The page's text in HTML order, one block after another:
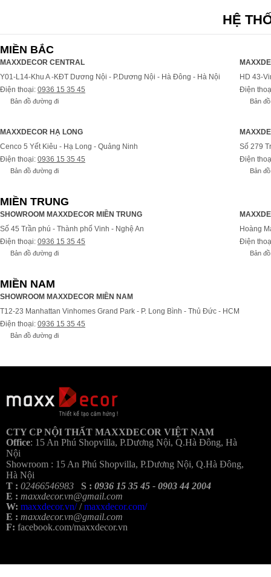
HỆ
MIỀN BẮC
MAXXDECOR CENTRAL
Y01-L14-Khu A -KĐT Dương Nội - P.Dương Nội - Hà Đông - Hà Nội
Điện thoại: 0936 15 35 45
Bản đồ đường đi
HD 43-
Điện
Bản
MAXXDECOR HẠ LONG
Cenco 5 Yết Kiêu - Hạ Long - Quảng Ninh
Điện thoại: 0936 15 35 45
Bản đồ đường đi
Số 279
Điện
Bản
MIỀN TRUNG
SHOWROOM MAXXDECOR MIỀN TRUNG
Số 45 Trần phú - Thành phố Vinh - Nghệ An
Điện thoại: 0936 15 35 45
Bản đồ đường đi
Hoàng
Điện
Bản
MIỀN NAM
SHOWROOM MAXXDECOR MIỀN NAM
T12-23 Manhattan Vinhomes Grand Park - P. Long Bình - Thủ Đức - HCM
Điện thoại: 0936 15 35 45
Bản đồ đường đi
CTY CP NỘI THẤT MAXXDECOR VIỆT NAM
Office: 15 An Phú Shopvilla, P.Dương Nội, Q.Hà Đông, Hà
Nội
Showroom : 15 An Phú Shopvilla, P.Dương Nội, Q.Hà Đông,
Hà Nội
T : 02466546983 S : 0936 15 35 45 - 0903 44 2004
E : maxxdecor.vn@gmail.com
W: maxxdecor.vn//maxxdecor.com/
E : maxxdecor.vn@gmail.com
F: facebook.com/maxxdecor.vn